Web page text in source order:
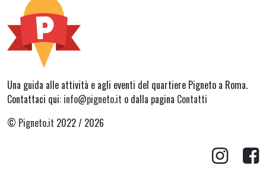
Una guida alle attività e agli eventi del quartiere Pigneto a Roma.
Contattaci qui: info@pigneto.it o dalla pagina Contatti
© Pigneto.it 2022 / 2026